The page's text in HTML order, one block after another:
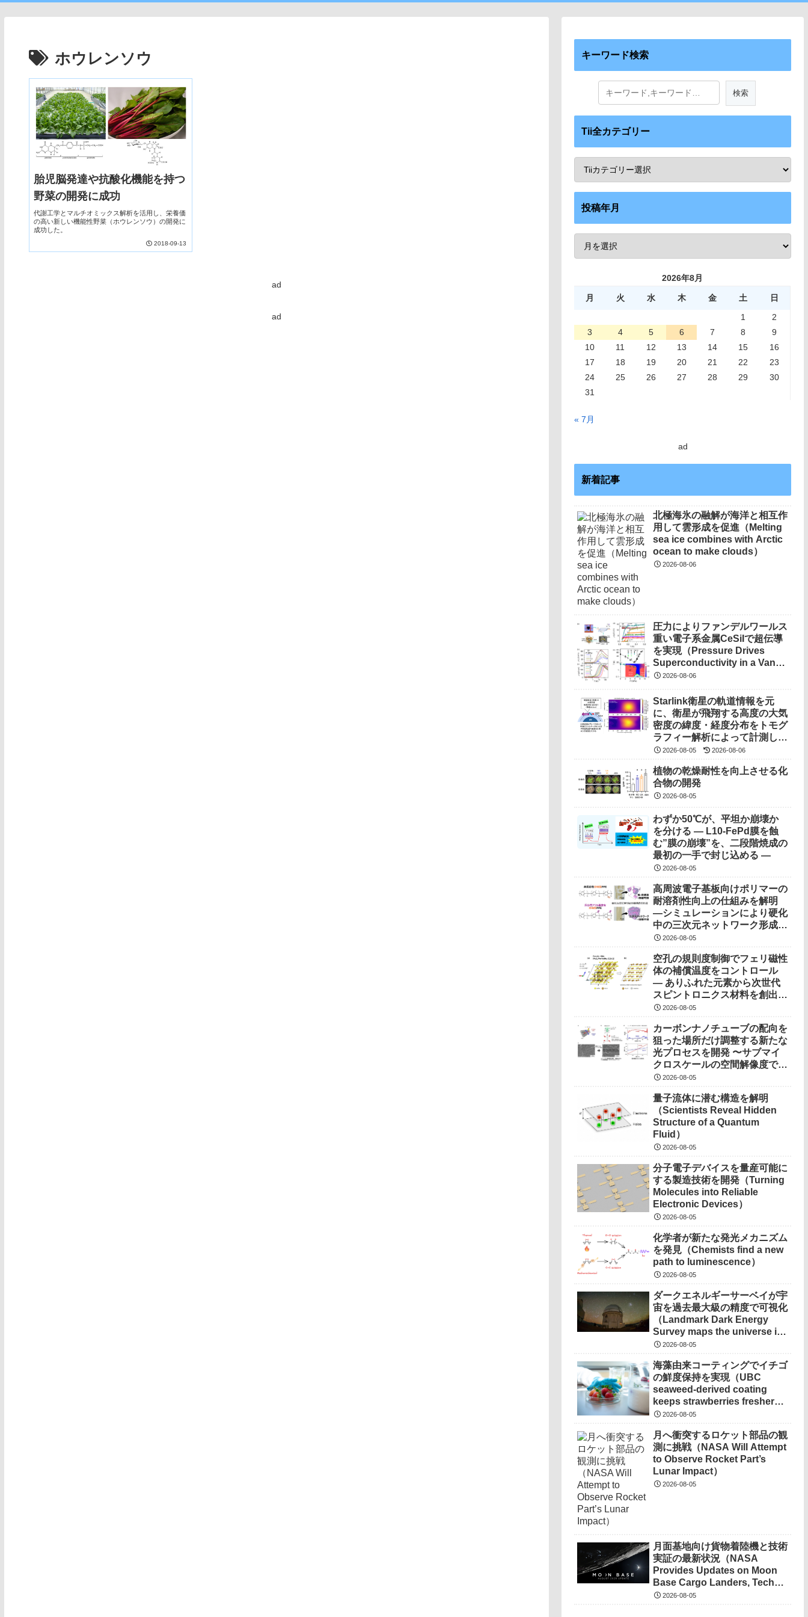
ホウレンソウ
胎児脳発達や抗酸化機能を持つ
野菜の開発に成功
代謝工学とマルチオミックス解析を活用し、栄養価
の高い新しい機能性野菜（ホウレンソウ）の開発に
成功した。
2018-09-13
ad
ad
キーワード検索
Tii全カテゴリー
投稿年月
2026年8月
月 火 水 木 金 土
日
1
2
3
4 5 6 7 8
9
10
11 12 13 14 15
16
17
18 19 20 21 22
23
24
25 26 27 28 29
30
31
« 7月
ad
新着記事
北極海氷の融解が海洋と相互作
用して雲形成を促進（Melting
sea ice combines with Arctic
ocean to make clouds）
2026-08-06
圧力によりファンデルワールス
重い電子系金属CeSiIで超伝導
を実現（Pressure Drives
Superconductivity in a Van
Der Waals Heavy-Fermion
2026-08-06
Starlink衛星の軌道情報を元
に、衛星が飛翔する高度の大気
密度の緯度・経度分布をトモグ
ラフィー解析によって計測しま
した（世界初の成果）
2026-08-05 2026-08-06
植物の乾燥耐性を向上させる化
合物の開発
2026-08-05
わずか50℃が、平坦か崩壊か
を分ける ― L10-FePd膜を蝕
む”膜の崩壊”を、二段階焼成の
最初の一手で封じ込める ―
2026-08-05
高周波電子基板向けポリマーの
耐溶剤性向上の仕組みを解明
―シミュレーションにより硬化
中の三次元ネットワーク形成過
程を可視化―
2026-08-05
空孔の規則度制御でフェリ磁性
体の補償温度をコントロール
― ありふれた元素から次世代
スピントロニクス材料を創出！
―2026-08-05
カーボンナノチューブの配向を
狙った場所だけ調整する新たな
光プロセスを開発 〜サブマイ
クロスケールの空間解像度で局
所制御、次世代半導体デバイス
2026-08-05
量子流体に潜む構造を解明
（Scientists Reveal Hidden
Structure of a Quantum
Fluid）
2026-08-05
分子電子デバイスを量産可能に
する製造技術を開発（Turning
Molecules into Reliable
Electronic Devices）
2026-08-05
化学者が新たな発光メカニズム
を発見（Chemists find a new
path to luminescence）
2026-08-05
ダークエネルギーサーベイが宇
宙を過去最大級の精度で可視化
（Landmark Dark Energy
Survey maps the universe in
unprecedented detail）
2026-08-05
海藻由来コーティングでイチゴ
の鮮度保持を実現（UBC
seaweed-derived coating
keeps strawberries fresher
than a fridge）
2026-08-05
月へ衝突するロケット部品の観
測に挑戦（NASA Will Attempt
to Observe Rocket Part’s
Lunar Impact）
2026-08-05
月面基地向け貨物着陸機と技術
実証の最新状況（NASA
Provides Updates on Moon
Base Cargo Landers, Tech
Demonstrations）
2026-08-05